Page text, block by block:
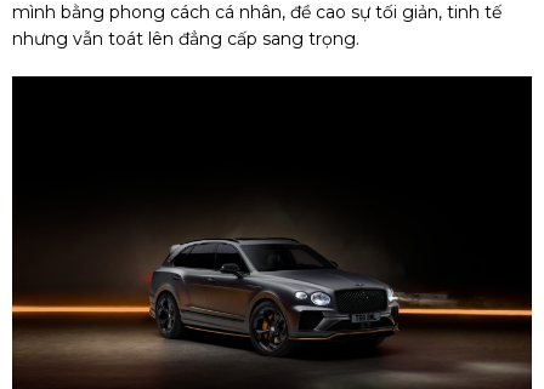
mình bằng phong cách cá nhân, đề cao sự tối giản, tinh tế
nhưng vẫn toát lên đẳng cấp sang trọng.